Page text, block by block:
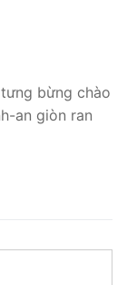
bừng chào
an giòn ran